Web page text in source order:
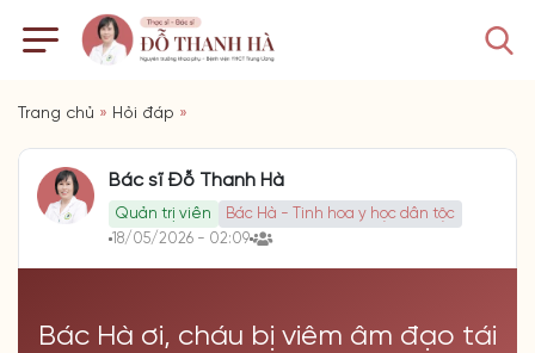
Trang chủ » Hỏi đáp »
Bác sĩ Đỗ Thanh Hà
Quản trị viên
Bác Hà - Tinh hoa y học dân tộc
18/05/2026 - 02:09
Bác Hà ơi, cháu bị viêm âm đạo tái